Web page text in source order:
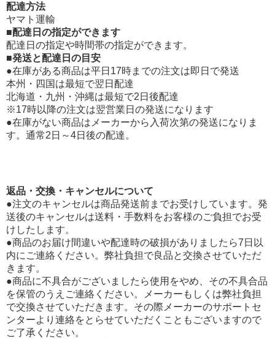
配達方法
ヤマト運輸
■配達日の指定ができます
配達日の指定や時間帯の指定ができます。
■発送と配達日の目安
●在庫がある商品は平日17時までの注文は即日で発送
本州・四国は最短で翌日配達
北海道・九州・沖縄は最短で2日後配達
※17時以降の注文は翌営業日の発送になります
●在庫がない商品はメーカーから入荷次第の発送になりま
す。通常2日～4日後の配達。
返品・交換・キャンセルについて
●注文のキャンセルは商品発送前までお受けしています。発
送後のキャンセルは送料・手数料をお客様のご負担でお受
けしたします。
●商品のお届け間違いや配達時の破損がありましたら7日以
内にご連絡ください。弊社負担で良品と交換させていただ
きます。
●商品に不具合がございましたら使用をやめ、その不具合品
を保管のうえご連絡ください。メーカーもしくは弊社負担
で交換させていただきます。その際メーカーのサポートセ
ンターより連絡をとらせていただくこともございますので
ご了承ください。